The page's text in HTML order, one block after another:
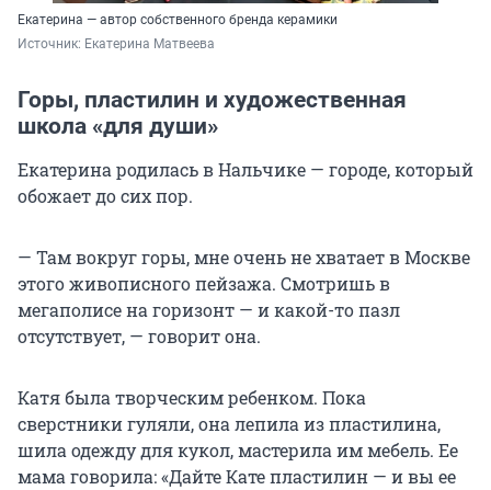
Екатерина — автор собственного бренда керамики
Источник: Екатерина Матвеева
Горы, пластилин и художественная
школа «для души»
Екатерина родилась в Нальчике — городе, который
обожает до сих пор.
— Там вокруг горы, мне очень не хватает в Москве
этого живописного пейзажа. Смотришь в
мегаполисе на горизонт — и какой-то пазл
отсутствует, — говорит она.
Катя была творческим ребенком. Пока
сверстники гуляли, она лепила из пластилина,
шила одежду для кукол, мастерила им мебель. Ее
мама говорила: «Дайте Кате пластилин — и вы ее